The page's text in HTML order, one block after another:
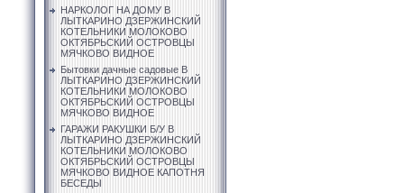
НАРКОЛОГ НА ДОМУ В
ЛЫТКАРИНО ДЗЕРЖИНСКИЙ
КОТЕЛЬНИКИ МОЛОКОВО
ОКТЯБРЬСКИЙ ОСТРОВЦЫ
МЯЧКОВО ВИДНОЕ
Бытовки дачные садовые В
ЛЫТКАРИНО ДЗЕРЖИНСКИЙ
КОТЕЛЬНИКИ МОЛОКОВО
ОКТЯБРЬСКИЙ ОСТРОВЦЫ
МЯЧКОВО ВИДНОЕ
ГАРАЖИ РАКУШКИ Б/У В
ЛЫТКАРИНО ДЗЕРЖИНСКИЙ
КОТЕЛЬНИКИ МОЛОКОВО
ОКТЯБРЬСКИЙ ОСТРОВЦЫ
МЯЧКОВО ВИДНОЕ КАПОТНЯ
БЕСЕДЫ